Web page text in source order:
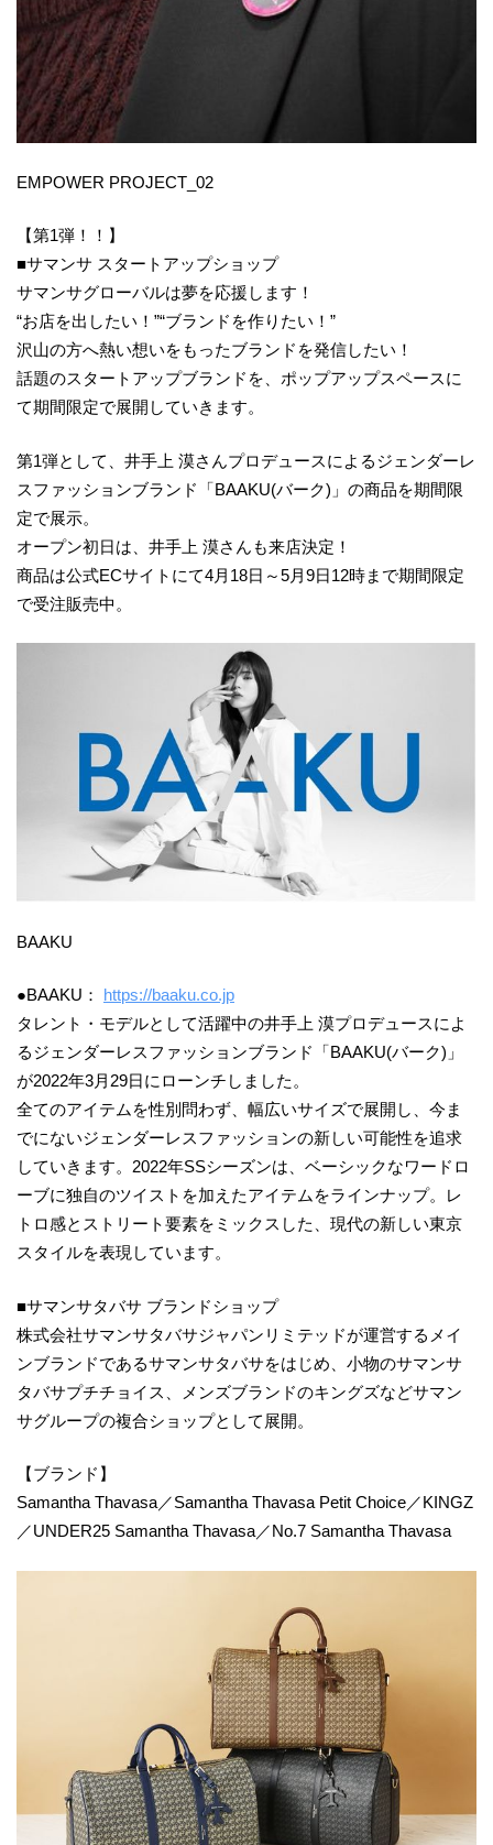
EMPOWER PROJECT_02
【第1弾！！】
■サマンサ スタートアップショップ
サマンサグローバルは夢を応援します！
“お店を出したい！”“ブランドを作りたい！”
沢山の方へ熱い想いをもったブランドを発信したい！
話題のスタートアップブランドを、ポップアップスペースに
て期間限定で展開していきます。
第1弾として、井手上 漠さんプロデュースによるジェンダーレ
スファッションブランド「BAAKU(バーク)」の商品を期間限
定で展示。
オープン初日は、井手上 漠さんも来店決定！
商品は公式ECサイトにて4月18日～5月9日12時まで期間限定
で受注販売中。
BAAKU
●BAAKU： https://baaku.co.jp
タレント・モデルとして活躍中の井手上 漠プロデュースによ
るジェンダーレスファッションブランド「BAAKU(バーク)」
が2022年3月29日にローンチしました。
全てのアイテムを性別問わず、幅広いサイズで展開し、今ま
でにないジェンダーレスファッションの新しい可能性を追求
していきます。2022年SSシーズンは、ベーシックなワードロ
ーブに独自のツイストを加えたアイテムをラインナップ。レ
トロ感とストリート要素をミックスした、現代の新しい東京
スタイルを表現しています。
■サマンサタバサ ブランドショップ
株式会社サマンサタバサジャパンリミテッドが運営するメイ
ンブランドであるサマンサタバサをはじめ、小物のサマンサ
タバサプチチョイス、メンズブランドのキングズなどサマン
サグループの複合ショップとして展開。
【ブランド】
Samantha Thavasa／Samantha Thavasa Petit Choice／KINGZ
／UNDER25 Samantha Thavasa／No.7 Samantha Thavasa